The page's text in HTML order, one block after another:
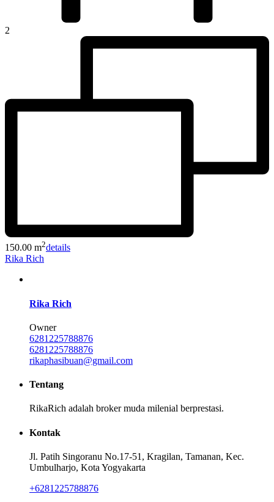
2
150.00 m2details
Rika Rich
Rika Rich
Owner
6281225788876
6281225788876
rikaphasibuan@gmail.com
Tentang
RikaRich adalah broker muda milenial berprestasi.
Kontak
Jl. Patih Singoranu No.17-51, Kragilan, Tamanan, Kec.
Umbulharjo, Kota Yogyakarta
+6281225788876